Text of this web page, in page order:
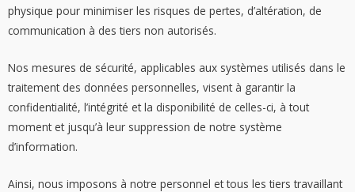
physique pour minimiser les risques de pertes, d’altération, de
communication à des tiers non autorisés.
Nos mesures de sécurité, applicables aux systèmes utilisés dans le
traitement des données personnelles, visent à garantir la
confidentialité, l’intégrité et la disponibilité de celles-ci, à tout
moment et jusqu’à leur suppression de notre système
d’information.
Ainsi, nous imposons à notre personnel et tous les tiers travaillant